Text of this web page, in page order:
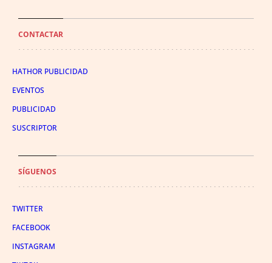
CONTACTAR
HATHOR PUBLICIDAD
EVENTOS
PUBLICIDAD
SUSCRIPTOR
SÍGUENOS
TWITTER
FACEBOOK
INSTAGRAM